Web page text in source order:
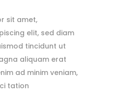
sit amet,
elit, sed diam
tincidunt ut
aliquam erat
ad minim veniam,
tation